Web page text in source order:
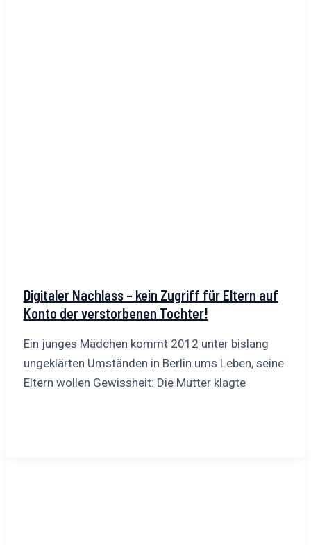
Digitaler Nachlass – kein Zugriff für Eltern auf
Konto der verstorbenen Tochter!
Ein junges Mädchen kommt 2012 unter bislang
ungeklärten Umständen in Berlin ums Leben, seine
Eltern wollen Gewissheit: Die Mutter klagte